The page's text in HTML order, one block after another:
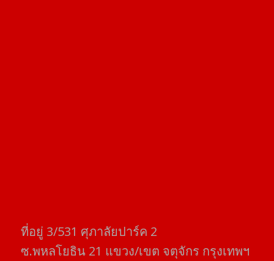
ที่อยู่​ 3/531​ ศุภาลัยปาร์ค​ 2
ซ.พหลโยธิน​ 21​ แขวง/เขต​ จตุจักร​ กรุงเทพฯ